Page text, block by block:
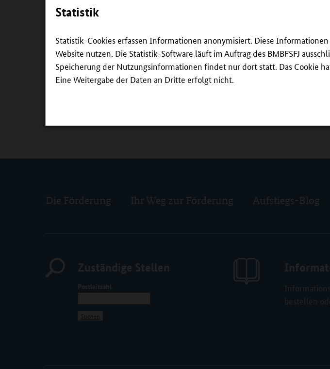
Statistik
Statistik-Cookies erfassen Informationen anonymisiert. Diese
Website nutzen. Die Statistik-Software läuft im Auftrag des BMBFSFJ
Speicherung der Nutzungsinformationen findet nur dort statt. Das Cookie
Eine Weitergabe der Daten an Dritte erfolgt nicht.
Schichtdienst, als er sich entschied, eine Fortbildung zum
hohem Einsatz – der sich lohnte: Der Übergang in den neuen Job
durch die Aufstiegsförderung, so der heute 35-Jährige. „Das war für
finanziell keine Sorge machen musste.“
Die Förderung Ihr Weg zur Förderung Aufstiegs-Blog
Zuständige Stellen
Postleitzahl
Suchen
bestellen